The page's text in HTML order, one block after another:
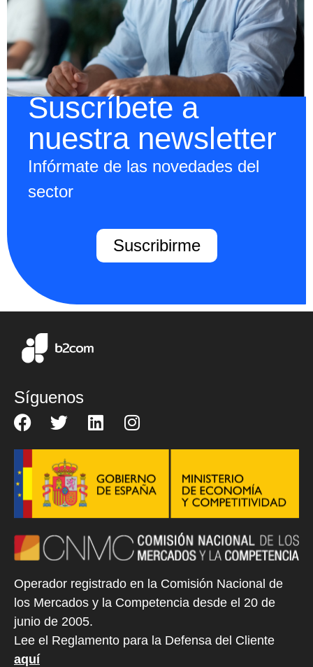
Suscríbete a
nuestra newsletter
Infórmate de las novedades del
sector
Suscribirme
Síguenos
Operador registrado en la Comisión Nacional de
los Mercados y la Competencia desde el 20 de
junio de 2005.
Lee el Reglamento para la Defensa del Cliente
aquí